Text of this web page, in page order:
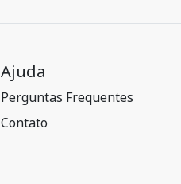
Ajuda
Perguntas Frequentes
Contato